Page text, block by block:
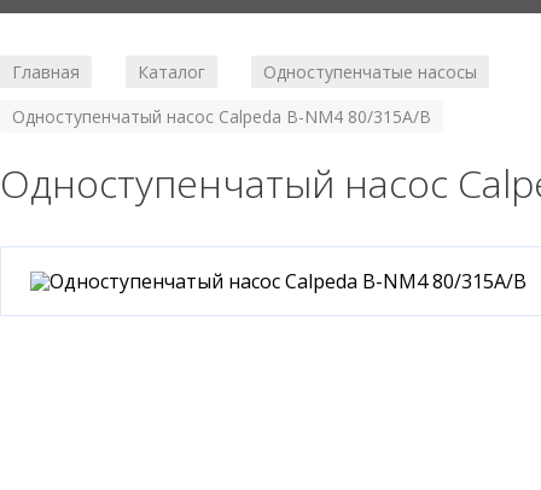
Главная Каталог Одноступенчатые насосы
Одноступенчатый насос Calpeda B-NM4 80/315A/B
Одноступенчатый насос